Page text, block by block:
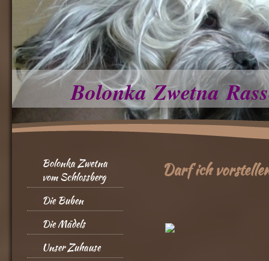
Bolonka Zwetna
Bolonka Zwetna
vom Schlossberg
Die Buben
Die Mädels
Unser Zuhause
Darf ich